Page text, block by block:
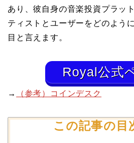
あり、彼自身の音楽投資プラッ
ティストとユーザーをどのよう
目と言えます。
Royal公式
→ （参考）コインデスク
この記事の目